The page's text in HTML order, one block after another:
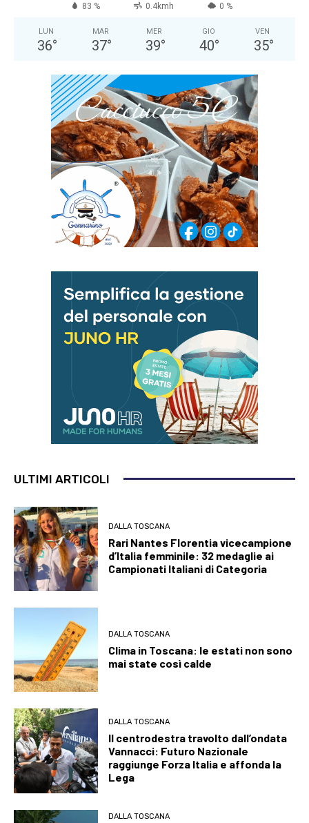
83 % 0.4kmh 0 %
LUN
36°
MAR
37°
MER
39°
GIO
40°
VEN
35°
ULTIMI ARTICOLI
DALLA TOSCANA
Rari Nantes Florentia vicecampione
d’Italia femminile: 32 medaglie ai
Campionati Italiani di Categoria
DALLA TOSCANA
Clima in Toscana: le estati non sono
mai state così calde
DALLA TOSCANA
Il centrodestra travolto dall’ondata
Vannacci: Futuro Nazionale
raggiunge Forza Italia e affonda la
Lega
DALLA TOSCANA